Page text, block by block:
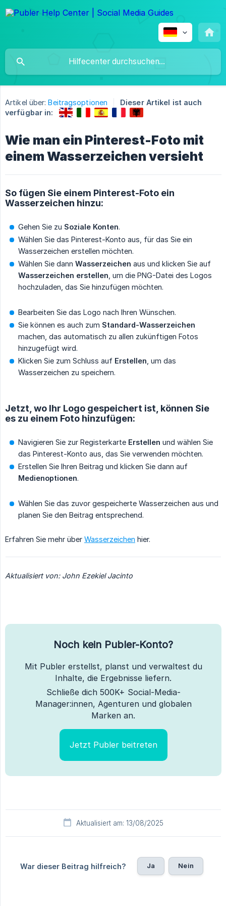
Artikel über: Beitragsoptionen
Dieser Artikel ist auch
verfügbar in:
Wie man ein Pinterest-Foto mit
einem Wasserzeichen versieht
So fügen Sie einem Pinterest-Foto ein
Wasserzeichen hinzu:
Gehen Sie zu Soziale Konten.
Wählen Sie das Pinterest-Konto aus, für das Sie ein
Wasserzeichen erstellen möchten.
Wählen Sie dann Wasserzeichen aus und klicken Sie auf
Wasserzeichen erstellen , um die PNG-Datei des Logos
hochzuladen, das Sie hinzufügen möchten.
Bearbeiten Sie das Logo nach Ihren Wünschen.
Sie können es auch zum Standard-Wasserzeichen
machen, das automatisch zu allen zukünftigen Fotos
hinzugefügt wird.
Klicken Sie zum Schluss auf Erstellen , um das
Wasserzeichen zu speichern.
Jetzt, wo Ihr Logo gespeichert ist, können Sie
es zu einem Foto hinzufügen:
Navigieren Sie zur Registerkarte Erstellen und wählen Sie
das Pinterest-Konto aus, das Sie verwenden möchten.
Erstellen Sie Ihren Beitrag und klicken Sie dann auf
Medienoptionen.
Wählen Sie das zuvor gespeicherte Wasserzeichen aus und
planen Sie den Beitrag entsprechend.
Erfahren Sie mehr über Wasserzeichen hier.
Aktualisiert von: John Ezekiel Jacinto
Noch kein Publer-Konto?
Mit Publer erstellst, planst und verwaltest du
Inhalte, die Ergebnisse liefern.
Schließe dich 500K+ Social-Media-
Manager:innen, Agenturen und globalen
Marken an.
Jetzt Publer beitreten
Aktualisiert am: 13/08/2025
War dieser Beitrag hilfreich? Ja Nein